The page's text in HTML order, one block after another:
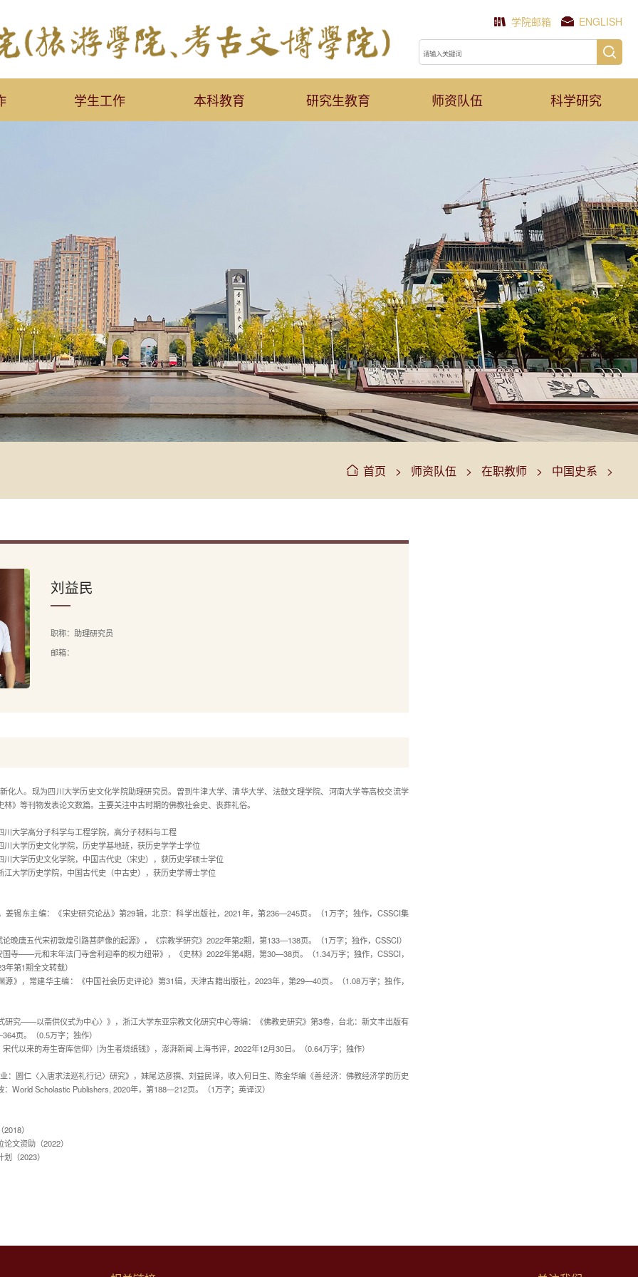
学院邮箱 ENGLISH
学生工作 本科教育 研究生教育 师资队伍 科学研究
首页 > 师资队伍 > 在职教师 > 中国史系 >
刘益民
职称：助理研究员
邮箱：
化人。现为四川大学历史文化学院助理研究员。曾到牛津大学、清华大学、法鼓文理学院、河南大学等高校交流学
》等刊物发表论文数篇。主要关注中古时期的佛教社会史、丧葬礼俗。
大学高分子科学与工程学院，高分子材料与工程
大学历史文化学院，历史学基地班，获历史学学士学位
大学历史文化学院，中国古代史（宋史），获历史学硕士学位
大学历史学院，中国古代史（中古史），获历史学博士学位
姜锡东主编：《宋史研究论丛》第29辑，北京：科学出版社，2021年，第236—245页。（1万字；独作，CSSCI集
晚唐五代宋初敦煌引路菩萨像的起源》，《宗教学研究》2022年第2期，第133—138页。（1万字；独作，CSSCI）
寺——元和末年法门寺舍利迎奉的权力纽带》，《史林》2022年第4期，第30—38页。（1.34万字；独作，CSSCI，
第1期全文转载）
源》，常建华主编：《中国社会历史评论》第31辑，天津古籍出版社，2023年，第29—40页。（1.08万字；独作，
研究——以斋供仪式为中心〉》，浙江大学东亚宗教文化研究中心等编：《佛教史研究》第3卷，台北：新文丰出版有
页。（0.5万字；独作）
代以来的寿生寄库信仰〉|为生者烧纸钱》，澎湃新闻·上海书评，2022年12月30日。（0.64万字；独作）
：圆仁〈入唐求法巡礼行记〉研究》，妹尾达彦撰、刘益民译，收入何日生、陈金华编《善经济：佛教经济学的历史
World Scholastic Publishers, 2020年，第188—212页。（1万字；英译汉）
）
文资助（2022）
（2023）